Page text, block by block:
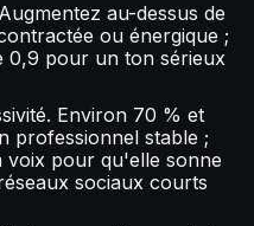
au-dessus de
ou énergique ;
0,9 pour un ton sérieux
Environ 70 % et
professionnel stable ;
voix pour qu'elle sonne
sociaux courts